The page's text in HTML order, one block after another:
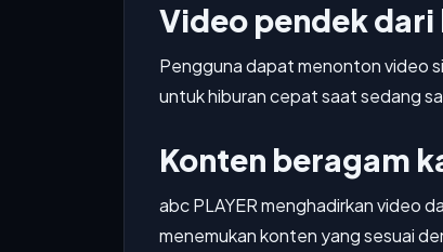
Video pendek
Pengguna dapat menonton video
untuk hiburan cepat saat sedang
Konten beragam
abc PLAYER menghadirkan video
menemukan konten yang sesuai